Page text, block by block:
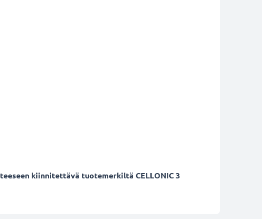
kiinnitettävä tuotemerkiltä CELLONIC 3